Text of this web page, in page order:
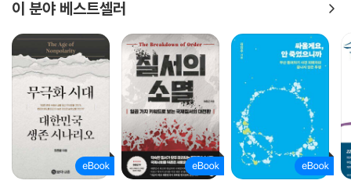
수립 등을 통해 러시아 당국의 개입과 간섭은 계속돼왔다. 이에 우크라이
없었으며 지금의 양국 간 전쟁과 갈등은 동슬라브 ‘맏형’으로서 러시아의
상호존중과 관용 및 포용 노력이 부재했기 때문이다.
누가 승리해도 ‘상처뿐인 영광?’
이번 전쟁에서 미국과 유럽이 대리전 형태로 우크라이나를 크게 지원하면
서 전쟁 양상은 장기화되고 있다. 1년 6개월 넘게 전쟁이 이어지고 있지만
누가 승리할지, 어떻게 결말이 나올지 전혀 예측하기 힘든 상태다. 하지만
이 분야 베스트셀러